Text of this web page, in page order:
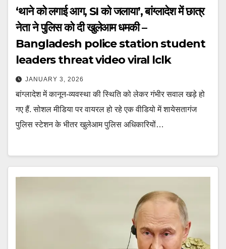
‘थाने को लगाई आग, SI को जलाया’, बांग्लादेश में छात्र
नेता ने पुलिस को दी खुलेआम धमकी –
Bangladesh police station student
leaders threat video viral lclk
JANUARY 3, 2026
बांग्लादेश में कानून-व्यवस्था की स्थिति को लेकर गंभीर सवाल खड़े हो
गए हैं. सोशल मीडिया पर वायरल हो रहे एक वीडियो में शायेसतागंज
पुलिस स्टेशन के भीतर खुलेआम पुलिस अधिकारियों…